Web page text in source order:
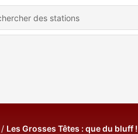
Les Grosses Têtes : que du bluff !